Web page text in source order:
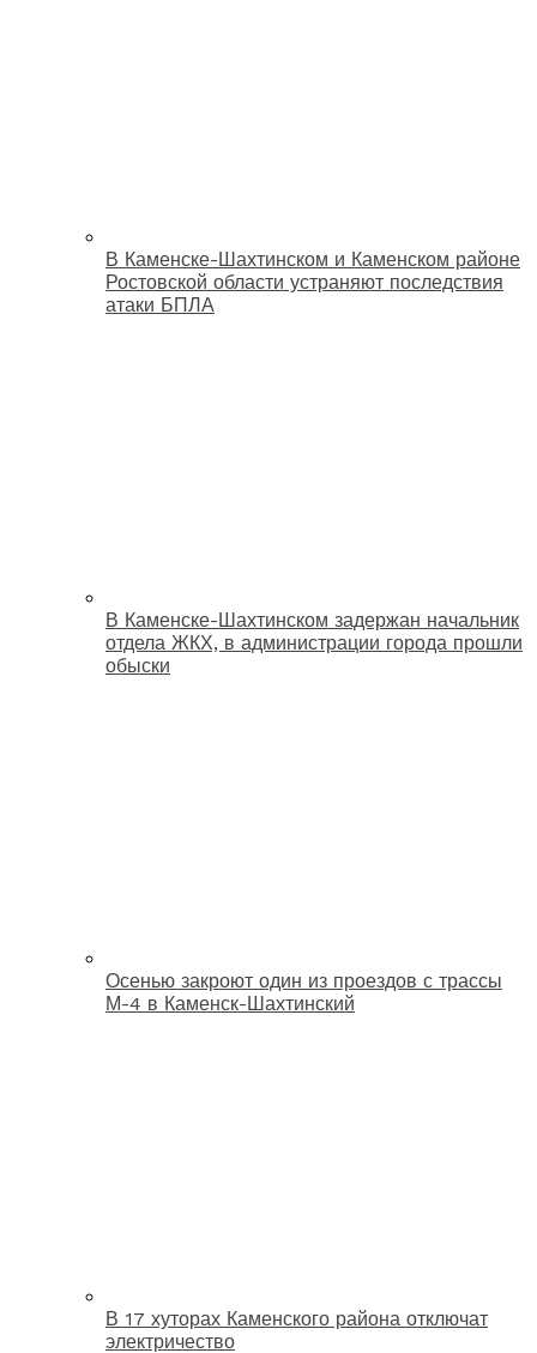
В Каменске-Шахтинском и Каменском районе
Ростовской области устраняют последствия
атаки БПЛА
В Каменске-Шахтинском задержан начальник
отдела ЖКХ, в администрации города прошли
обыски
Осенью закроют один из проездов с трассы
М-4 в Каменск-Шахтинский
В 17 хуторах Каменского района отключат
электричество